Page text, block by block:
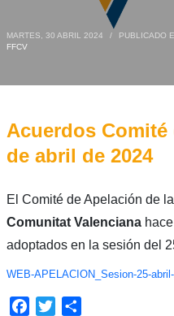
MARTES, 30 ABRIL 2024 / PUBLICADO
FFCV
Acuerdos
de abril de 2024
El Comité de Apelación de la
Comunitat Valencianahace
adoptados en la sesión del
WEB-APELACION_Sesion-25-
Facebook
Twitter